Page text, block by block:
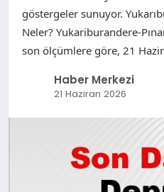
göstergeler sunuyor.
Neler? Yukariburandere-
son ölçümlere göre, 21
Haber Merkezi
21 Haziran 2026